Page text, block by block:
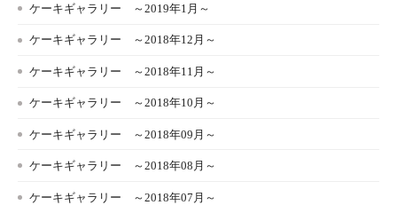
ケーキギャラリー ～2019年1月～
ケーキギャラリー ～2018年12月～
ケーキギャラリー ～2018年11月～
ケーキギャラリー ～2018年10月～
ケーキギャラリー ～2018年09月～
ケーキギャラリー ～2018年08月～
ケーキギャラリー ～2018年07月～